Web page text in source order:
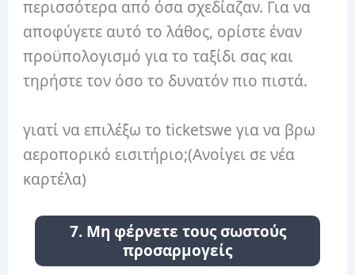
περισσότερα από όσα σχεδίαζαν. Για να
αποφύγετε αυτό το λάθος, ορίστε έναν
προϋπολογισμό για το ταξίδι σας και
τηρήστε τον όσο το δυνατόν πιο πιστά.
γιατί να επιλέξω το ticketswe για να βρω
αεροπορικό εισιτήριο;(Ανοίγει σε νέα
καρτέλα)
7. Μη φέρνετε τους σωστούς
προσαρμογείς